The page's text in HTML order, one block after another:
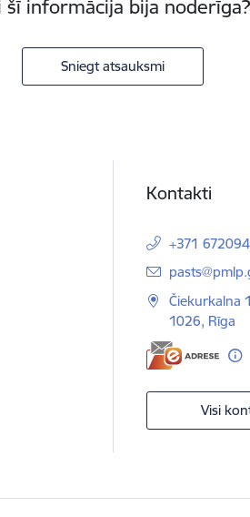
šī informācija bija noderīga?
Sniegt atsauksmi
Kontakti
+371
E-pasts:
Čiekurkalna
1026, Rīga
Visi